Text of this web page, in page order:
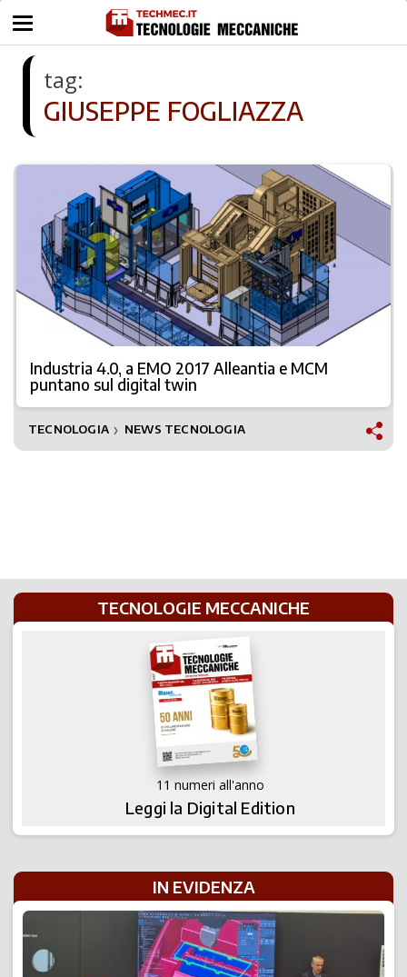
tag:
GIUSEPPE FOGLIAZZA
Industria 4.0, a EMO 2017 Alleantia e MCM
puntano sul digital twin
TECNOLOGIA ❯ NEWS TECNOLOGIA
TECNOLOGIE MECCANICHE
11 numeri all'anno
Leggi la Digital Edition
IN EVIDENZA